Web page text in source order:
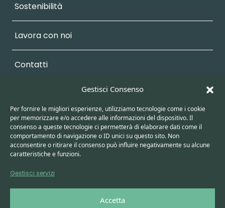
Gestisci Consenso
Per fornire le migliori esperienze, utilizziamo tecnologie come i cookie
per memorizzare e/o accedere alle informazioni del dispositivo. Il
consenso a queste tecnologie ci permetterà di elaborare dati come il
comportamento di navigazione o ID unici su questo sito. Non
acconsentire o ritirare il consenso può influire negativamente su alcune
caratteristiche e funzioni.
Gestisci servizi
Accetta
Sostenibilità
Lavora con noi
Contatti
Area Personale
Earth Energy Srl